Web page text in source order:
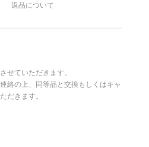
返品について
せていただきます。
絡の上、同等品と交換もしくはキャ
だきます。